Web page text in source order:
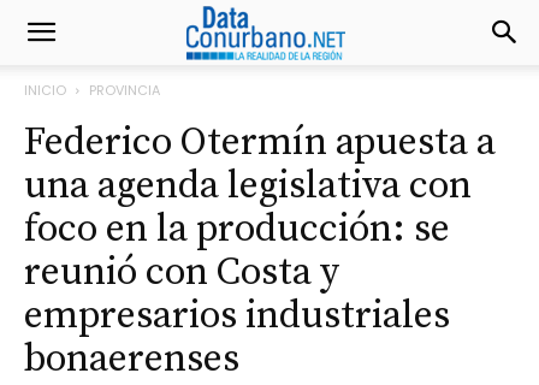
INICIO PROVINCIA
Federico Otermín apuesta a
una agenda legislativa con
foco en la producción: se
reunió con Costa y
empresarios industriales
bonaerenses